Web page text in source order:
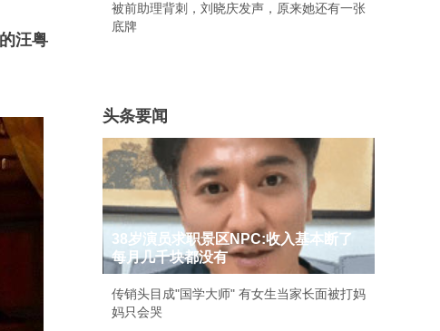
汪粤
被前助理背刺，刘晓庆发声，原来她还有一张
底牌
头条要闻
38岁演员求职景区NPC:收入基本断了
每月几千块都没有
传销头目成"国学大师" 有女生当家长面被打妈
妈只会哭